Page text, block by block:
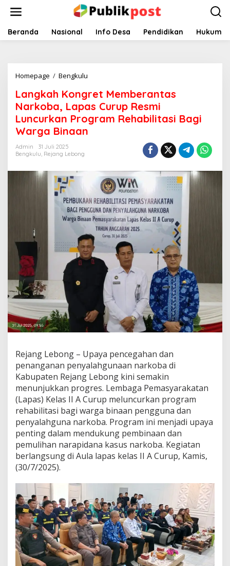
Beranda Nasional Info Desa Pendidikan Hukum
Homepage / Bengkulu
Memberantas
Narkoba,
Lapas
Curup
Resmi
Warga
Binaan
Langkah Kongret Memberantas
Narkoba, Lapas Curup Resmi
Luncurkan Program Rehabilitasi Bagi
Warga Binaan
Admin
31 Juli 2025
Bengkulu, Rejang Lebong
Rejang Lebong – Upaya pencegahan dan
penanganan penyalahgunaan narkoba di
Kabupaten Rejang Lebong kini semakin
menunjukkan progres. Lembaga Pemasyarakatan
(Lapas) Kelas II A Curup meluncurkan program
rehabilitasi bagi warga binaan pengguna dan
penyalahguna narkoba. Program ini menjadi upaya
penting dalam mendukung pembinaan dan
pemulihan narapidana kasus narkoba. Kegiatan
berlangsung di Aula lapas kelas II A Curup, Kamis,
(30/7/2025).